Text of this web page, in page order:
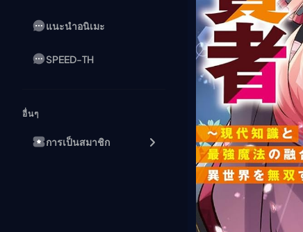
แนะนำอนิเมะ
SPEED-TH
อื่นๆ
การเป็นสมาชิก